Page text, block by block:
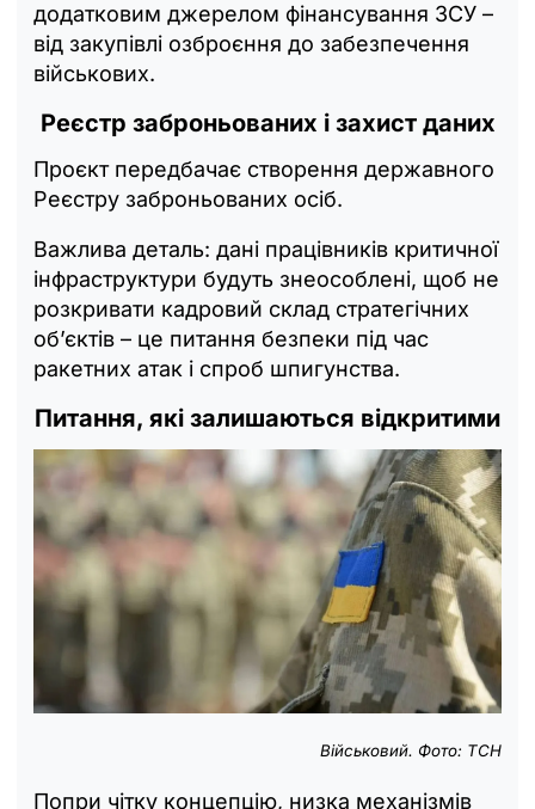
додатковим джерелом фінансування ЗСУ –
від закупівлі озброєння до забезпечення
військових.
Реєстр заброньованих і захист даних
Проєкт передбачає створення державного
Реєстру заброньованих осіб.
Важлива деталь: дані працівників критичної
інфраструктури будуть знеособлені, щоб не
розкривати кадровий склад стратегічних
об’єктів – це питання безпеки під час
ракетних атак і спроб шпигунства.
Питання, які залишаються відкритими
Військовий. Фото: ТСН
Попри чітку концепцію, низка механізмів